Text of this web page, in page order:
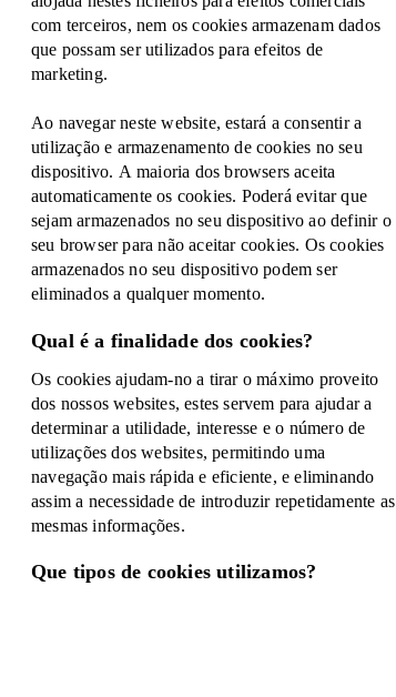
com terceiros, nem os cookies armazenam dados
que possam ser utilizados para efeitos de
marketing.
Ao navegar neste website, estará a consentir a
utilização e armazenamento de cookies no seu
dispositivo. A maioria dos browsers aceita
automaticamente os cookies. Poderá evitar que
sejam armazenados no seu dispositivo ao definir o
seu browser para não aceitar cookies. Os cookies
armazenados no seu dispositivo podem ser
eliminados a qualquer momento.
Qual é a finalidade dos cookies?
Os cookies ajudam-no a tirar o máximo proveito
dos nossos websites, estes servem para ajudar a
determinar a utilidade, interesse e o número de
utilizações dos websites, permitindo uma
navegação mais rápida e eficiente, e eliminando
assim a necessidade de introduzir repetidamente as
mesmas informações.
Que tipos de cookies utilizamos?